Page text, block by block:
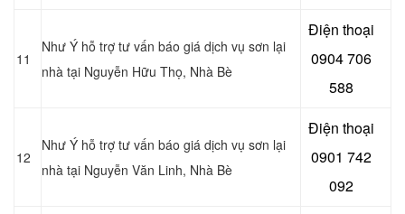
11
Như Ý hỗ trợ tư vấn báo giá dịch vụ sơn lại
nhà tại Nguyễn Hữu Thọ, Nhà Bè
Điện thoại
0904 706
588
12
Như Ý hỗ trợ tư vấn báo giá dịch vụ sơn lại
nhà tại Nguyễn Văn Linh, Nhà Bè
Điện thoại
0901 742
092